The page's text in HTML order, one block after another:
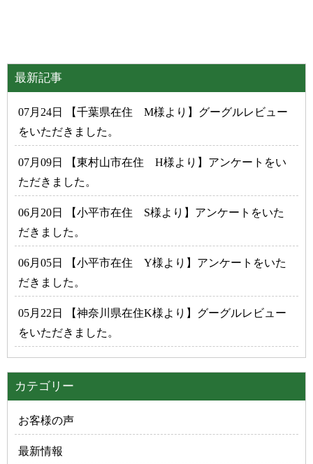
最新記事
07月24日 【千葉県在住 M様より】グーグルレビュー
をいただきました。
07月09日 【東村山市在住 H様より】アンケートをい
ただきました。
06月20日 【小平市在住 S様より】アンケートをいた
だきました。
06月05日 【小平市在住 Y様より】アンケートをいた
だきました。
05月22日 【神奈川県在住K様より】グーグルレビュー
をいただきました。
カテゴリー
お客様の声
最新情報